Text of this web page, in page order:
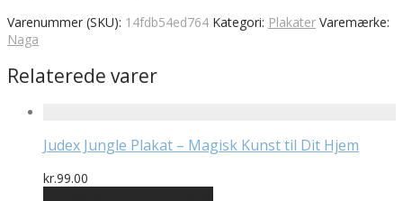
Varenummer (SKU): 14fdb54ed764 Kategori: Plakater Varemærke:
Naga
Relaterede varer
Judex Jungle Plakat – Magisk Kunst til Dit Hjem
kr.99.00